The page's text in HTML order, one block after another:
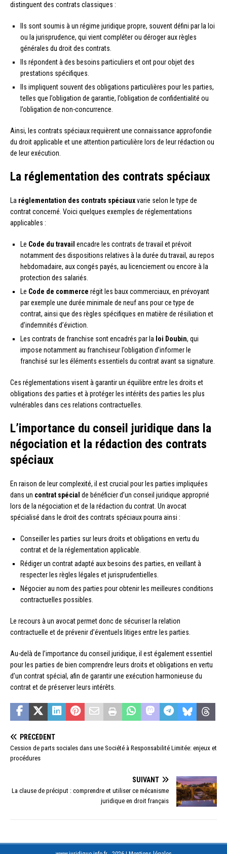
distinguent des contrats classiques :
Ils sont soumis à un régime juridique propre, souvent défini par la loi
ou la jurisprudence, qui vient compléter ou déroger aux règles
générales du droit des contrats.
Ils répondent à des besoins particuliers et ont pour objet des
prestations spécifiques.
Ils impliquent souvent des obligations particulières pour les parties,
telles que l’obligation de garantie, l’obligation de confidentialité ou
l’obligation de non-concurrence.
Ainsi, les contrats spéciaux requièrent une connaissance approfondie
du droit applicable et une attention particulière lors de leur rédaction ou
de leur exécution.
La réglementation des contrats spéciaux
La réglementation des contrats spéciauxvarie selon le type de
contrat concerné. Voici quelques exemples de réglementations
applicables :
Le Code du travail encadre les contrats de travail et prévoit
notamment des dispositions relatives à la durée du travail, au repos
hebdomadaire, aux congés payés, au licenciement ou encore à la
protection des salariés.
Le Code de commerce régit les baux commerciaux, en prévoyant
par exemple une durée minimale de neuf ans pour ce type de
contrat, ainsi que des règles spécifiques en matière de résiliation et
d’indemnités d’éviction.
Les contrats de franchise sont encadrés par la loi Doubin, qui
impose notamment au franchiseur l’obligation d’informer le
franchisé sur les éléments essentiels du contrat avant sa signature.
Ces réglementations visent à garantir un équilibre entre les droits et
obligations des parties et à protéger les intérêts des parties les plus
vulnérables dans ces relations contractuelles.
L’importance du conseil juridique dans la
négociation et la rédaction des contrats
spéciaux
En raison de leur complexité, il est crucial pour les parties impliquées
dans un contrat spécial de bénéficier d’un conseil juridique approprié
lors de la négociation et de la rédaction du contrat. Un avocat
spécialisé dans le droit des contrats spéciaux pourra ainsi :
Conseiller les parties sur leurs droits et obligations en vertu du
contrat et de la réglementation applicable.
Rédiger un contrat adapté aux besoins des parties, en veillant à
respecter les règles légales et jurisprudentielles.
Négocier au nom des parties pour obtenir les meilleures conditions
contractuelles possibles.
Le recours à un avocat permet donc de sécuriser la relation
contractuelle et de prévenir d’éventuels litiges entre les parties.
Au-delà de l’importance du conseil juridique, il est également essentiel
pour les parties de bien comprendre leurs droits et obligations en vertu
d’un contrat spécial, afin de garantir une exécution harmonieuse du
contrat et de préserver leurs intérêts.
PRÉCÉDENT
Cession de parts sociales dans une Société à Responsabilité Limitée: enjeux et
procédures
SUIVANT
La clause de préciput : comprendre et utiliser ce mécanisme
juridique en droit français